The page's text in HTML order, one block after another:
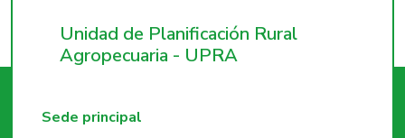
Unidad de Planificación Rural
Agropecuaria - UPRA
Sede principal